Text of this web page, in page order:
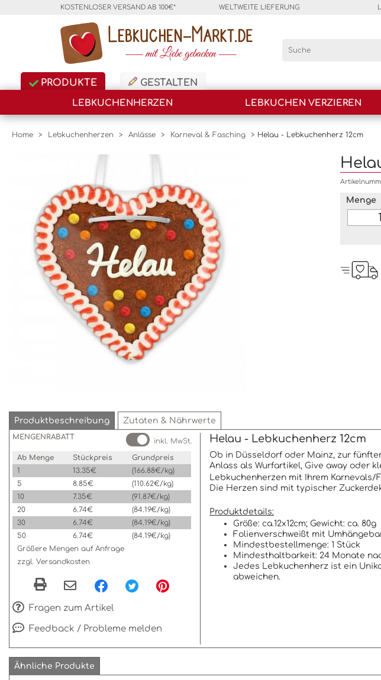
KOSTENLOSER VERSAND AB 100€* WELTWEITE LIEFERUNG
PRODUKTE GESTALTEN
LEBKUCHENHERZEN LEBKUCHEN VERZIEREN
Home > Lebkuchenherzen > Anlässe > Karneval & Fasching > Helau - Lebkuchenherz 12cm
Menge
Produktbeschreibung Zutaten & Nährwerte
MENGENRABATT
inkl. MwSt.
Ab Menge
Stückpreis
Grundpreis
1
13.35€
(166.88€/kg)
5
8.85€
(110.62€/kg)
10
7.35€
(91.87€/kg)
20
6.74€
(84.19€/kg)
30
6.74€
(84.19€/kg)
50
6.74€
(84.19€/kg)
Größere Mengen auf Anfrage
zzgl. Versandkosten
Fragen zum Artikel
Feedback / Probleme melden
Helau - Lebkuchenherz 12cm
Ob in Düsseldorf oder Mainz, zur
Anlass als Wurfartikel, Give away oder
Lebkuchenherzen mit Ihrem Karnevals/
Die Herzen sind mit typischer
Produktdetails:
Größe: ca.12x12cm; Gewicht: ca. 80g
Folienverschweißt mit
Mindestbestellmenge: 1 Stück
Mindesthaltbarkeit: 24 Monate
Jedes Lebkuchenherz ist ein
abweichen.
Ähnliche Produkte